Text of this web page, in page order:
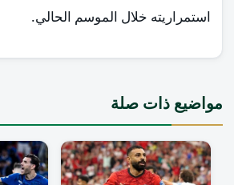
استمراريته خلال الموسم الحالي.
مواضيع ذات صلة